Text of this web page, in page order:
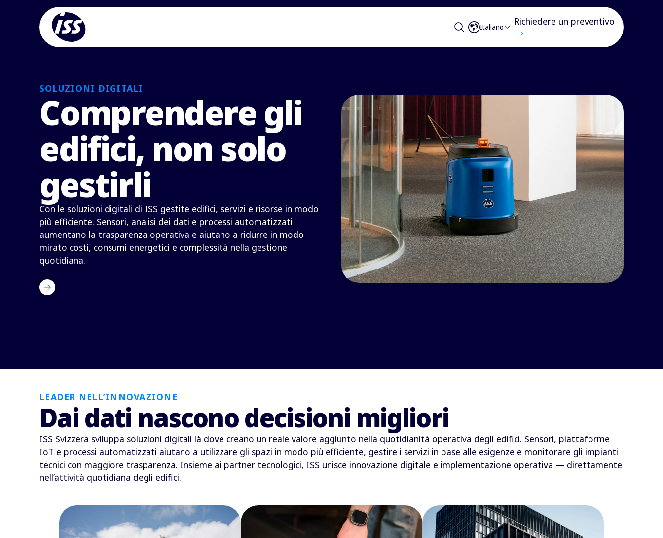
Italiano Richiedere un preventivo
SOLUZIONI DIGITALI
Comprendere gli
edifici, non solo
gestirli
Con le soluzioni digitali di ISS gestite edifici, servizi e risorse in modo
più efficiente. Sensori, analisi dei dati e processi automatizzati
aumentano la trasparenza operativa e aiutano a ridurre in modo
mirato costi, consumi energetici e complessità nella gestione
quotidiana.
LEADER NELL’INNOVAZIONE
Dai dati nascono decisioni migliori
ISS Svizzera sviluppa soluzioni digitali là dove creano un reale valore aggiunto nella quotidianità operativa degli edifici. Sensori, piattaforme
IoT e processi automatizzati aiutano a utilizzare gli spazi in modo più efficiente, gestire i servizi in base alle esigenze e monitorare gli impianti
tecnici con maggiore trasparenza. Insieme ai partner tecnologici, ISS unisce innovazione digitale e implementazione operativa — direttamente
nell’attività quotidiana degli edifici.